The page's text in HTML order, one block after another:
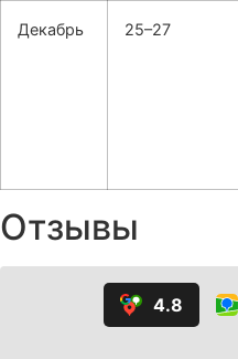
Декабрь 25–27
Отзывы
4.8